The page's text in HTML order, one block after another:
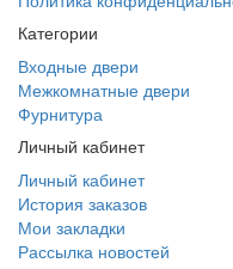
Категории
Входные двери
Межкомнатные двери
Фурнитура
Личный кабинет
Личный кабинет
История заказов
Мои закладки
Рассылка новостей